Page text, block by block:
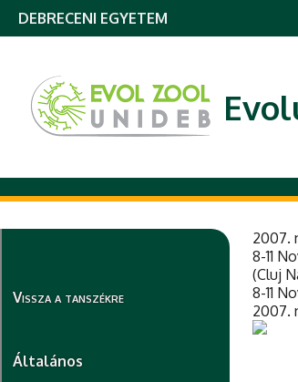
DEBRECENI EGYETEM
Vissza a tanszékre
Általános
2007.
8-11
(Cluj
8-11
2007.